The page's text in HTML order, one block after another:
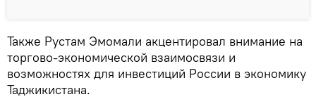
Также Рустам Эмомали акцентировал внимание на
торгово-экономической взаимосвязи и
возможностях для инвестиций России в экономику
Таджикистана.